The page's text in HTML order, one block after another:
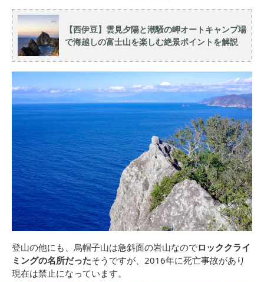
【西伊豆】雲見夕陽と潮騒の岬オートキャンプ場
で海越しの富士山を楽しむ絶景ポイントを解説
登山の他にも、烏帽子山は急斜面の岩山なのでロッククライ
ミングの名所だったそうですが、2016年に死亡事故があり
現在は禁止になっています。